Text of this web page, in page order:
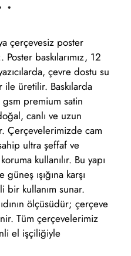
•
çerçevesiz poster
baskılarımız, 12
çevre dostu su
üretilir. Baskılarda
gsm premium satin
canlı ve uzun
Çerçevelerimizde cam
ultra şeffaf ve
kullanılır. Bu yapı
ışığına karşı
bir kullanım sunar.
ölçüsüdür; çerçeve
Tüm çerçevelerimiz
el işçiliğiyle